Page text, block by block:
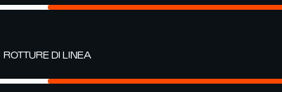
ROTTURE DI LINEA